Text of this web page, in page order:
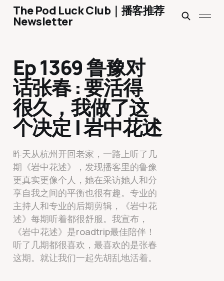
The Pod Luck Club｜播客推荐
Newsletter
Ep 1369 鲁豫对
话张春 : 要活得
很久，我做了这
个决定 | 岩中花述
昨天从杭州开回老家，一路上听了几
期《岩中花述》，发现播客里的鲁豫
更真实更像个人，她在采访她人和分
享自我之间的平衡也很有趣。专业的
主持人和专业的后期剪辑，《岩中花
述》每期听着都很舒服。我宣布，
《岩中花述》是roadtrip最佳陪伴！
听了几期都很喜欢，最喜欢的是张春
这期。就让我们一起先胡乱地活着。